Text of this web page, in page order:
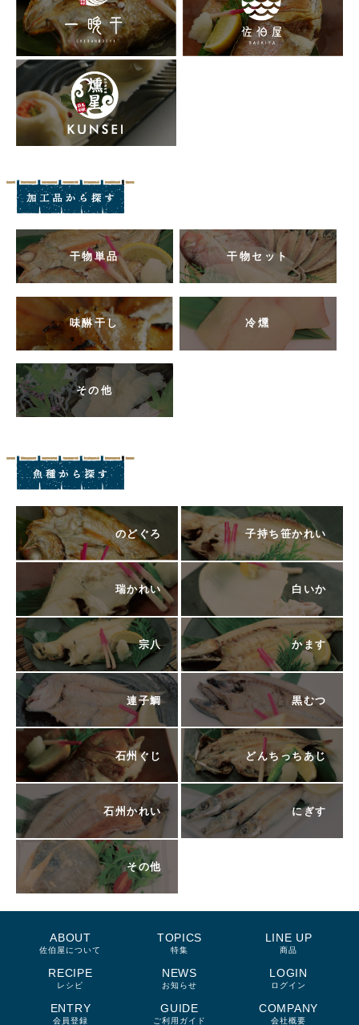
干物単品 干物セット
味醂干し 冷燻
その他
のどぐろ 子持ち笹かれい
瑞かれい 白いか
宗八 かます
連子鯛 黒むつ
石州ぐじ どんちっちあじ
石州かれい にぎす
その他
ABOUT
佐伯屋について
TOPICS
特集
LINE UP
商品
RECIPE
レシピ
NEWS
お知らせ
LOGIN
ログイン
ENTRY
会員登録
GUIDE
ご利用ガイド
COMPANY
会社概要